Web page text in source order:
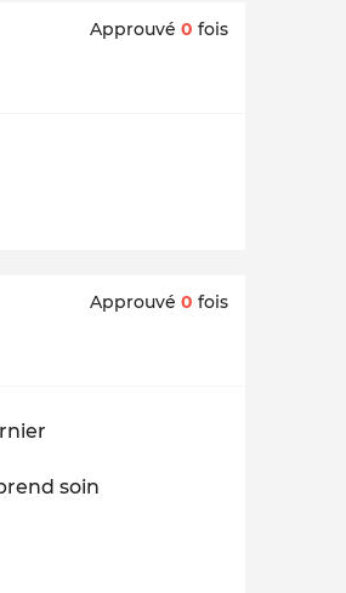
Approuvé 0 fois
Approuvé 0 fois
soin